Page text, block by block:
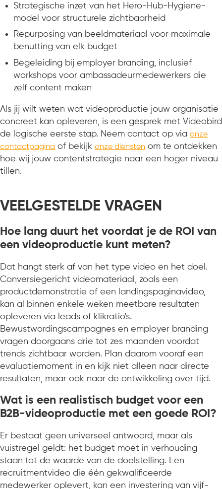
Strategische inzet van het Hero-Hub-Hygiene-
model voor structurele zichtbaarheid
Repurposing van beeldmateriaal voor maximale
benutting van elk budget
Begeleiding bij employer branding, inclusief
workshops voor ambassadeurmedewerkers die
zelf content maken
Als jij wilt weten wat videoproductie jouw organisatie
concreet kan opleveren, is een gesprek met Videobird
de logische eerste stap. Neem contact op via onze
contactpagina of bekijk onze diensten om te ontdekken
hoe wij jouw contentstrategie naar een hoger niveau
tillen.
VEELGESTELDE VRAGEN
Hoe lang duurt het voordat je de ROI van
een videoproductie kunt meten?
Dat hangt sterk af van het type video en het doel.
Conversiegericht videomateriaal, zoals een
productdemonstratie of een landingspaginavideo,
kan al binnen enkele weken meetbare resultaten
opleveren via leads of klikratio's.
Bewustwordingscampagnes en employer branding
vragen doorgaans drie tot zes maanden voordat
trends zichtbaar worden. Plan daarom vooraf een
evaluatiemoment in en kijk niet alleen naar directe
resultaten, maar ook naar de ontwikkeling over tijd.
Wat is een realistisch budget voor een
B2B-videoproductie met een goede ROI?
Er bestaat geen universeel antwoord, maar als
vuistregel geldt: het budget moet in verhouding
staan tot de waarde van de doelstelling. Een
recruitmentvideo die één gekwalificeerde
medewerker oplevert, kan een investering van vijf-